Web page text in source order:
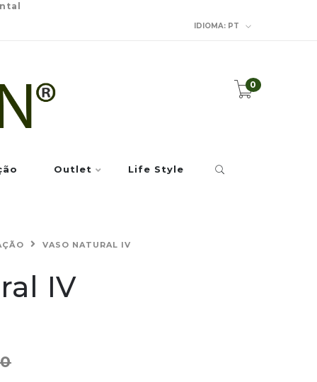
IDIOMA: PT
0
Outlet Life Style
VASO NATURAL IV
IV